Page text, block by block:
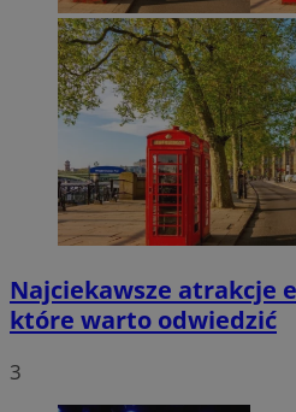
Najciekawsze atrakcje
które warto odwiedzić
3